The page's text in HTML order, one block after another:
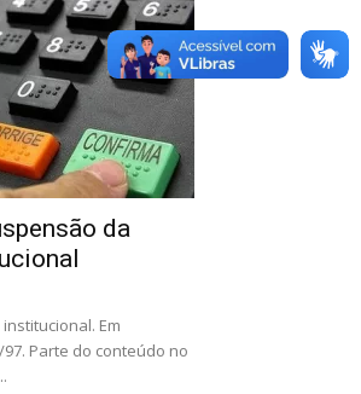
da
Em
Parte do conteúdo no